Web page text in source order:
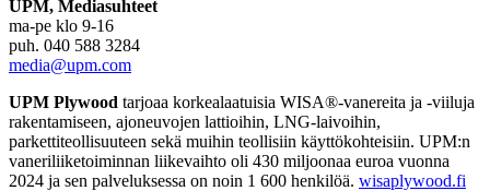
UPM, Mediasuhteet
ma-pe klo 9-16
puh. 040 588 3284
media@upm.com
UPM Plywood tarjoaa korkealaatuisia WISA®-vanereita ja -viiluja
rakentamiseen, ajoneuvojen lattioihin, LNG-laivoihin,
parkettiteollisuuteen sekä muihin teollisiin käyttökohteisiin. UPM:n
vaneriliiketoiminnan liikevaihto oli 430 miljoonaa euroa vuonna
2024 ja sen palveluksessa on noin 1 600 henkilöä. wisaplywood.fi